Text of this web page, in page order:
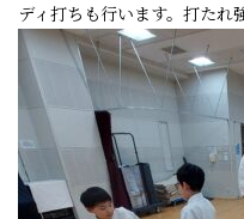
ディ打ちも行います。打たれ